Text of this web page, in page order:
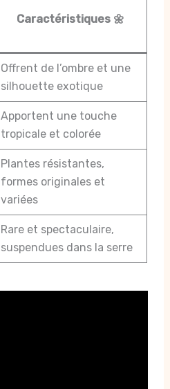
Caractéristiques 🌼
Offrent de l’ombre et une
silhouette exotique
Apportent une touche
tropicale et colorée
Plantes résistantes,
formes originales et
variées
Rare et spectaculaire,
suspendues dans la serre